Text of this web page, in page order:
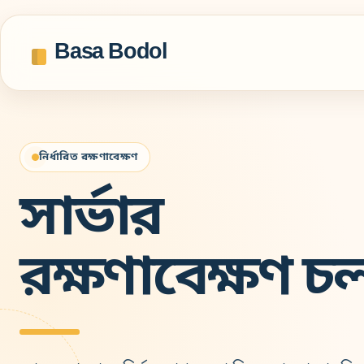
Basa Bodol
নির্ধারিত রক্ষণাবেক্ষণ
সার্ভার
রক্ষণাবেক্ষণ